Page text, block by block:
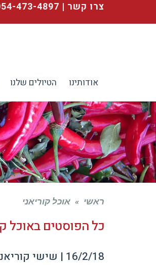
צרו קשר | 054-473-4897
אודותינו הטיולים שלנו
ראשי » אוכל קוריאני
כל הפוסטים באוכל
16/2/18 | שישי קוריאני – סדנה להכנת קימצ'י למתחילים